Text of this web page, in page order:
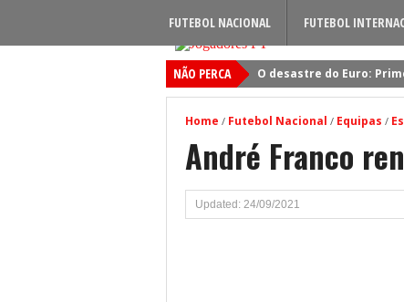
FUTEBOL NACIONAL FUTEBOL
NÃO PERCA
O desastre do Euro:
Sporting: Soluções
Viktor Gyokeres: Torna-
Quando será jogado o
Home / Futebol Nacional / Equipas /
André Franco
Updated: 24/09/2021